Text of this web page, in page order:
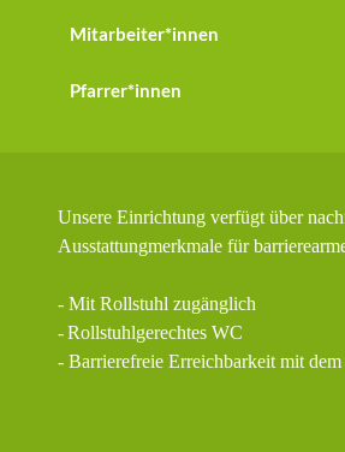
Mitarbeiter*innen
Pfarrer*innen
Unsere Einrichtung verfügt über
Ausstattungmerkmale für
- Mit Rollstuhl zugänglich
-Rollstuhlgerechtes WC
- Barrierefreie Erreichbarkeit mit